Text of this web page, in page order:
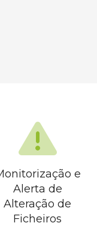
e
Alerta de
Alteração de
Ficheiros